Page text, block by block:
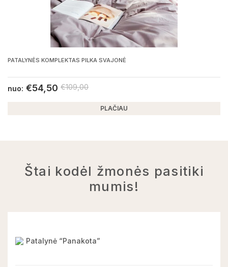
PATALYNĖS KOMPLEKTAS PILKA SVAJONĖ
nuo: €54,50 €109,00
PLAČIAU
Štai kodėl žmonės pasitiki
mumis!
Patalynė “Panakota”